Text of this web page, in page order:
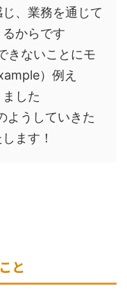
、業務を通じて
からです
きないことにモ
）例え
した
ようしていきた
ます！
と